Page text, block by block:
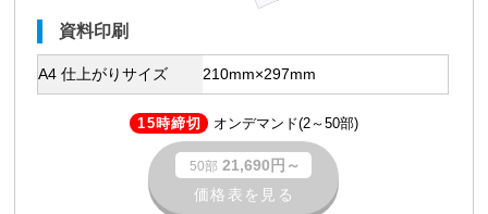
資料印刷
A4 仕上がりサイズ 210mm×297mm
15時締切 オンデマンド(2～50部)
50部 21,690円～
価格表を見る